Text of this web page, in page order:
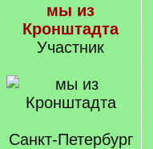
мы из
Кронштадта
Участник
Санкт-Петербург